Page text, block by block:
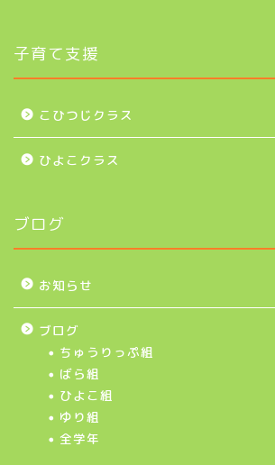
子育て支援
こひつじクラス
ひよこクラス
ブログ
お知らせ
ブログ
ちゅうりっぷ組
ばら組
ひよこ組
ゆり組
全学年